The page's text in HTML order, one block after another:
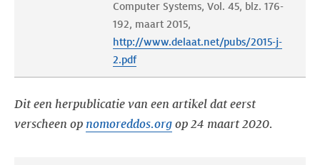
Computer Systems, Vol. 45, blz. 176-
192, maart 2015,
http://www.delaat.net/pubs/2015-j-
2.pdf
Dit een herpublicatie van een artikel dat eerst
verscheen op nomoreddos.org op 24 maart 2020.